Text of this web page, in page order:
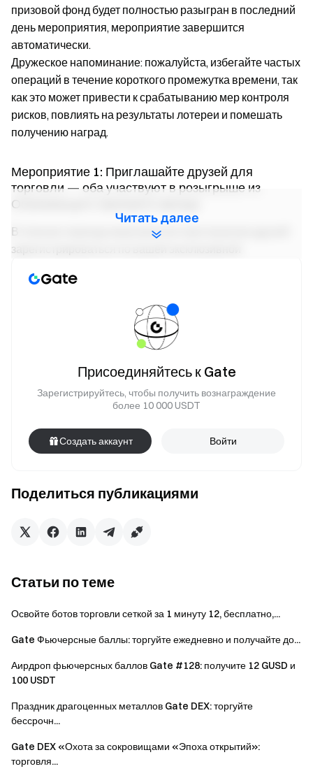
призовой фонд будет полностью разыгран в последний
день мероприятия, мероприятие завершится
автоматически.
Дружеское напоминание: пожалуйста, избегайте частых
операций в течение короткого промежутка времени, так
как это может привести к срабатыванию мер контроля
рисков, повлиять на результаты лотереи и помешать
получению наград.
Мероприятие 1: Приглашайте друзей для
торговли — оба участвуют в розыгрыше из
Освежающего призового фонда
В течение периода мероприятия приглашение друзей
зарегистрироваться по вашей эксклюзивной
следующих торговых заданий считается
действительным приглашением. За каждого успешно
приглашенного друга, выполнившего условия, как
пригласивший, так и приглашенный друг получат один
шанс на розыгрыш для участия в розыгрыше
Освежающего призового фонда.
Примечание: приглашенные друзья должны
зарегистрироваться для участия в мероприятии, чтобы
зарегистрируются, они не будут иметь права на
Совокупный объем спотовой торговли ≥ 1 000
USDT
Совокупный объем торговли фьючерсами ≥ 5 000
Мероприятие 2: Продвинутый объем торгов —
откройте освежающие бонусные награды
друг выполнит основные торговые задачи из
Мероприятия 1, если он продолжит увеличивать свой
общий совокупный объем торговли (спот + фьючерсы +
CFD) до указанного уровня, пригласивший будет иметь
награды. Если одновременно достигнуто несколько
Читать далее
Поделиться публикациями
Присоединяйтесь к Gate
Зарегистрируйтесь, чтобы получить вознаграждение
более 10 000 USDT
Создать аккаунт Войти
Статьи по теме
Освойте ботов торговли сеткой за 1 минуту 12, бесплатно,...
Gate Фьючерсные баллы: торгуйте ежедневно и получайте до...
Аирдроп фьючерсных баллов Gate #128: получите 12 GUSD и
100 USDT
Праздник драгоценных металлов Gate DEX: торгуйте
бессрочн...
Gate DEX «Охота за сокровищами «Эпоха открытий»:
торговля...